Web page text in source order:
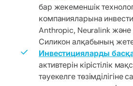
бар жекеменшік
компанияларына
Anthropic, Neuralink және
Силикон алқабының
Инвестицияларды
активтерін кірістілік
тәуекелге төзімділігіне